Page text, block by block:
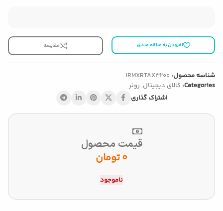
افزودن به علاقه مندی مقایسه
شناسه محصول: IRMXRTAX3200
Categories: کالای دیجیتال, روتر
اشتراک گذاری
قیمت محصول
0تومان
ناموجود